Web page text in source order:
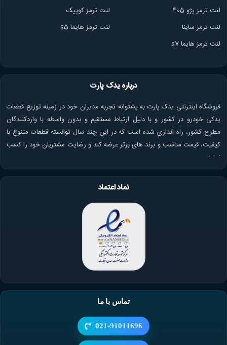
لنت ترمز پژو 405
لنت ترمز کوییک
لنت ترمز ساینا
لنت ترمز هایما s5
لنت ترمز هایما s7
درباره یدک پارت
فروشگاه اینترنتی یدک پارت به پشتوانه تجربه مدیران خود در زمینه توزیع قطعات
یدکی خودرو در کشور و با دلیل ارتباط مستقیم و بدون واسطه با واردکنندگان
مطرح کشور، راه اندازی شده است که در این چند سال توانسته قطعات متنوع با
کیفیت، قیمت مناسب و برند های برتر عرضه کند و رضایت مشتریان خود را کسب
نماید.
نماد اعتماد
تماس با ما
021-91011696